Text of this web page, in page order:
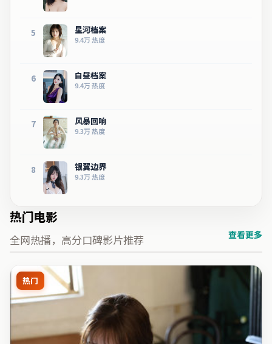
5 星河档案
9.4万热度
6 白昼档案
9.4万热度
7 风暴回响
9.3万热度
8 银翼边界
9.3万热度
热门电影
全网热播，高分口碑影片推荐 查看更多
热门